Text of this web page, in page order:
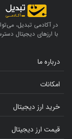
در آکادمی تبدیل،
با ارزهای دیجیتال
درباره ما
امکانات
خرید ارز دیجیتال
قیمت ارز دیجیتال